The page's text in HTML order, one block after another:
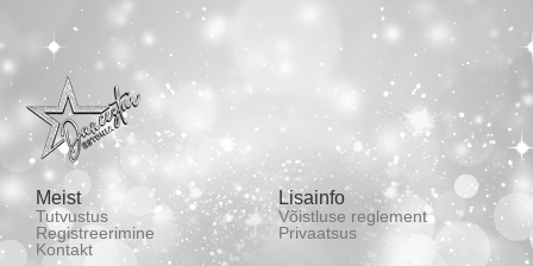
Meist
Tutvustus
Registreerimine
Kontakt
Lisainfo
Võistluse reglement
Privaatsus